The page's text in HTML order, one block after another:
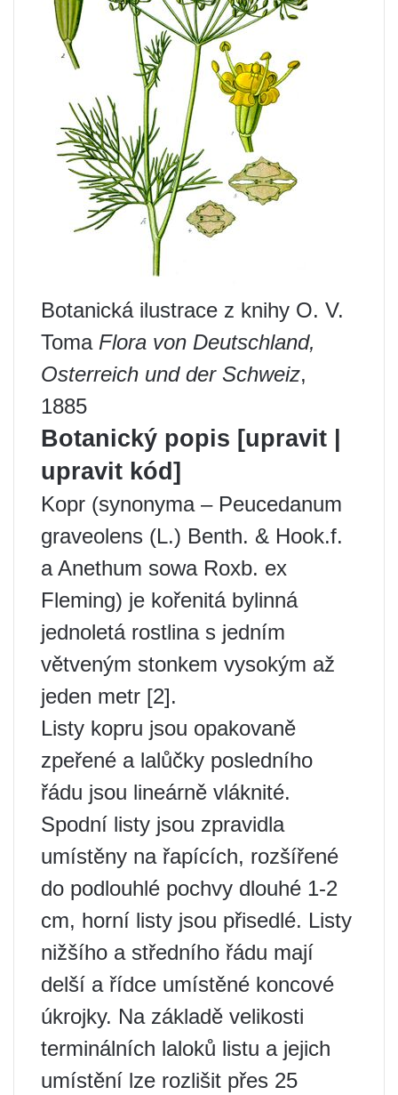
Botanická ilustrace z knihy O. V.
Toma Flora von Deutschland,
Osterreich und der Schweiz,
1885
Botanický popis [upravit |
upravit kód]
Kopr (synonyma – Peucedanum
graveolens (L.) Benth. & Hook.f.
a Anethum sowa Roxb. ex
Fleming) je kořenitá bylinná
jednoletá rostlina s jedním
větveným stonkem vysokým až
jeden metr [2].
Listy kopru jsou opakovaně
zpeřené a lalůčky posledního
řádu jsou lineárně vláknité.
Spodní listy jsou zpravidla
umístěny na řapících, rozšířené
do podlouhlé pochvy dlouhé 1-2
cm, horní listy jsou přisedlé. Listy
nižšího a středního řádu mají
delší a řídce umístěné koncové
úkrojky. Na základě velikosti
terminálních laloků listu a jejich
umístění lze rozlišit přes 25